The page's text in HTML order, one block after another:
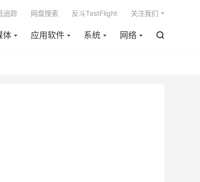
体 应用软件 系统 网络 
追踪 网盘搜索 反斗TestFlight 关注我们